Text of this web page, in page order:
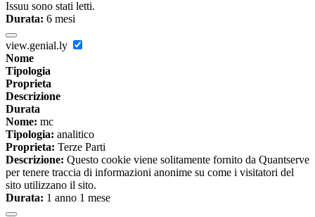
Issuu sono stati letti.
Durata: 6 mesi
view.genial.ly
Nome
Tipologia
Proprieta
Descrizione
Durata
Nome: mc
Tipologia: analitico
Proprieta: Terze Parti
Descrizione: Questo cookie viene solitamente fornito da Quantserve
per tenere traccia di informazioni anonime su come i visitatori del
sito utilizzano il sito.
Durata: 1 anno 1 mese